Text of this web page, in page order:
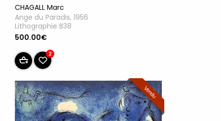
CHAGALL Marc
Ange du Paradis, 1956
Lithographie B38
500.00€
2
Vendu